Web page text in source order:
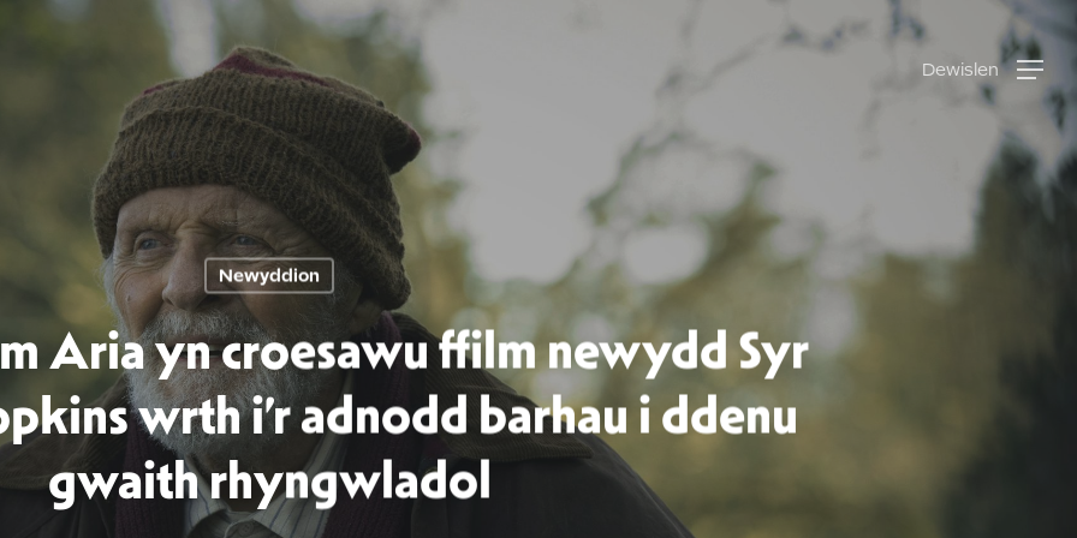
Dewislen
Newyddion
Aria yn croesawu ffilm newydd Syr
wrth i’r adnodd barhau i ddenu
gwaith rhyngwladol